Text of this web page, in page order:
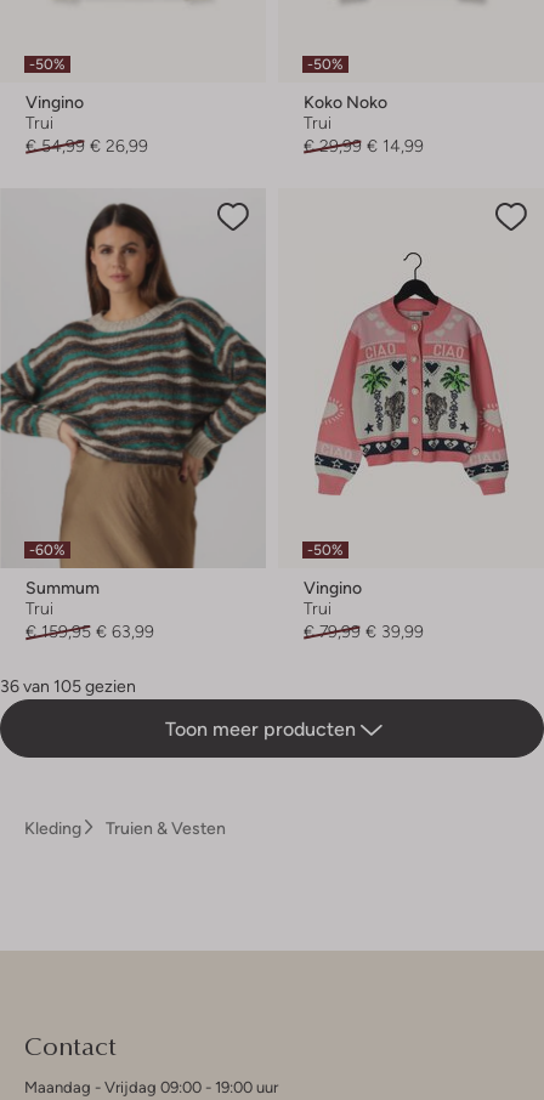
-50%
Vingino
Trui
€ 54,99 € 26,99
-50%
Koko Noko
Trui
€ 29,99 € 14,99
-60%
Summum
Trui
€ 159,95 € 63,99
-50%
Vingino
Trui
€ 79,99 € 39,99
36 van 105 gezien
Toon meer producten
Kleding Truien & Vesten
Contact
Maandag - Vrijdag 09:00 - 19:00 uur